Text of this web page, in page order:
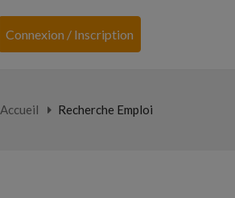
Connexion / Inscription
Accueil Recherche Emploi